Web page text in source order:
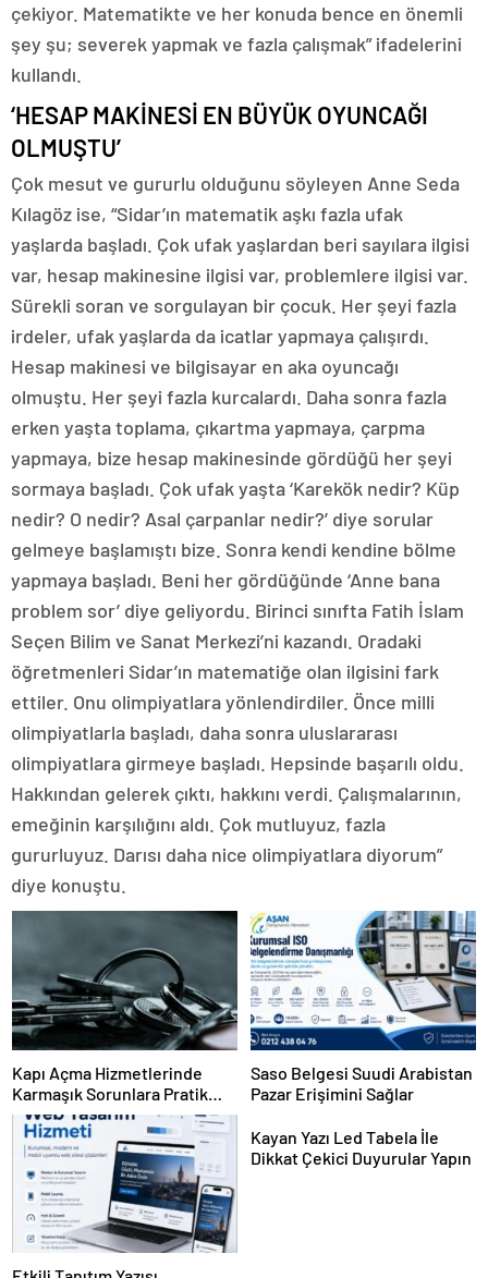
çekiyor. Matematikte ve her konuda bence en önemli
şey şu; severek yapmak ve fazla çalışmak” ifadelerini
kullandı.
‘HESAP MAKİNESİ EN BÜYÜK OYUNCAĞI
OLMUŞTU’
Çok mesut ve gururlu olduğunu söyleyen Anne Seda
Kılagöz ise, “Sidar’ın matematik aşkı fazla ufak
yaşlarda başladı. Çok ufak yaşlardan beri sayılara ilgisi
var, hesap makinesine ilgisi var, problemlere ilgisi var.
Sürekli soran ve sorgulayan bir çocuk. Her şeyi fazla
irdeler, ufak yaşlarda da icatlar yapmaya çalışırdı.
Hesap makinesi ve bilgisayar en aka oyuncağı
olmuştu. Her şeyi fazla kurcalardı. Daha sonra fazla
erken yaşta toplama, çıkartma yapmaya, çarpma
yapmaya, bize hesap makinesinde gördüğü her şeyi
sormaya başladı. Çok ufak yaşta ‘Karekök nedir? Küp
nedir? O nedir? Asal çarpanlar nedir?’ diye sorular
gelmeye başlamıştı bize. Sonra kendi kendine bölme
yapmaya başladı. Beni her gördüğünde ‘Anne bana
problem sor’ diye geliyordu. Birinci sınıfta Fatih İslam
Seçen Bilim ve Sanat Merkezi’ni kazandı. Oradaki
öğretmenleri Sidar’ın matematiğe olan ilgisini fark
ettiler. Onu olimpiyatlara yönlendirdiler. Önce milli
olimpiyatlarla başladı, daha sonra uluslararası
olimpiyatlara girmeye başladı. Hepsinde başarılı oldu.
Hakkından gelerek çıktı, hakkını verdi. Çalışmalarının,
emeğinin karşılığını aldı. Çok mutluyuz, fazla
gururluyuz. Darısı daha nice olimpiyatlara diyorum”
diye konuştu.
Kapı Açma Hizmetlerinde
Karmaşık Sorunlara Pratik
Çözümler
Saso Belgesi Suudi Arabistan
Pazar Erişimini Sağlar
Kayan Yazı Led Tabela İle
Dikkat Çekici Duyurular Yapın